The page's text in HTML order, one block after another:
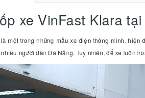
xe VinFast Klara
một trong những mẫu xe điện thông minh,
người dân Đà Nẵng. Tuy nhiên, để xe luôn